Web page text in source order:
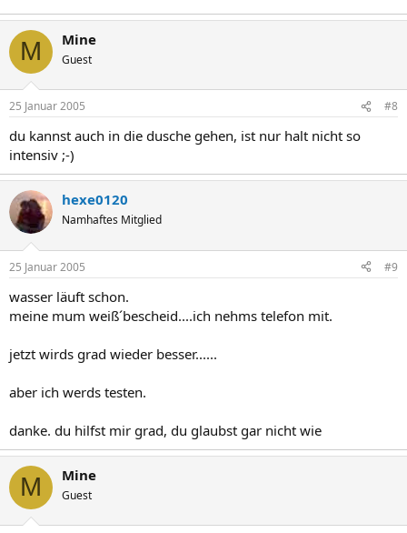
M Mine
Guest
25 Januar 2005 #8
du kannst auch in die dusche gehen, ist nur halt nicht so
intensiv ;-)
hexe0120
Namhaftes Mitglied
25 Januar 2005 #9
wasser läuft schon.
meine mum weiß´bescheid....ich nehms telefon mit.
jetzt wirds grad wieder besser......
aber ich werds testen.
danke. du hilfst mir grad, du glaubst gar nicht wie
M Mine
Guest